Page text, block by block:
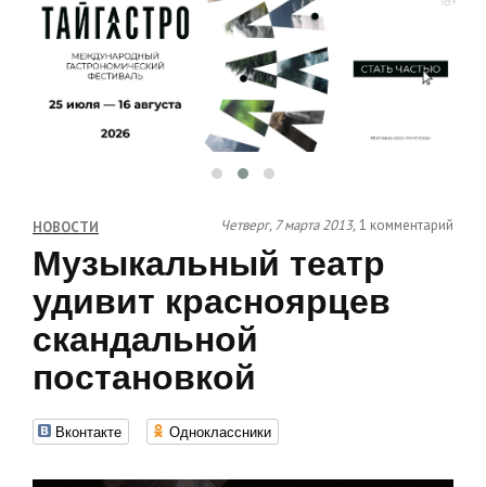
НОВОСТИ Четверг, 7 марта 2013,1 комментарий
Музыкальный театр
удивит красноярцев
скандальной
постановкой
Вконтакте Одноклассники